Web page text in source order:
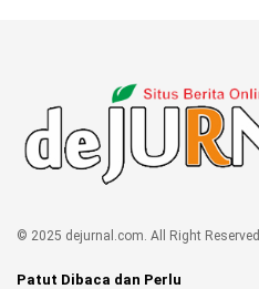
© 2025 dejurnal.com. All Right Reserved
Patut Dibaca dan Perlu